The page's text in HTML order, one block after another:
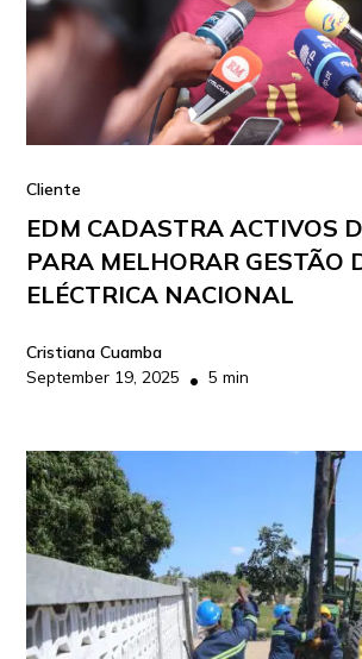
Cliente
EDM CADASTRA ACTIVOS
PARA MELHORAR GESTÃO
ELÉCTRICA NACIONAL
Cristiana Cuamba
September 19, 2025 • 5 min